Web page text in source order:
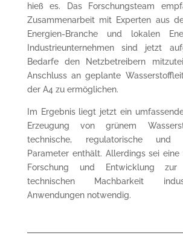
hieß es. Das Forschungsteam
Zusammenarbeit mit Experten aus
Energien-Branche und lokalen
Industrieunternehmen sind jetzt
Bedarfe den Netzbetreibern
Anschluss an geplante
der A4 zu ermöglichen.
Im Ergebnis liegt jetzt ein
Erzeugung von grünem
technische, regulatorische und
Parameter enthält. Allerdings sei
Forschung und Entwicklung
technischen Machbarkeit
Anwendungen notwendig.